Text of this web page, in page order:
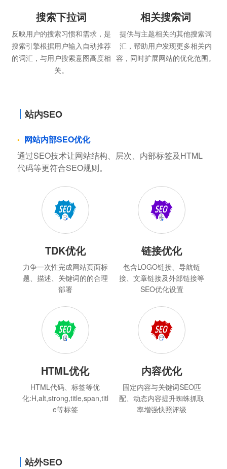
搜索下拉词
反映用户的搜索习惯和需求，是
搜索引擎根据用户输入自动推荐
的词汇，与用户搜索意图高度相
关。
相关搜索词
提供与主题相关的其他搜索词
汇，帮助用户发现更多相关内
容，同时扩展网站的优化范围。
站内SEO
网站内部SEO优化
通过SEO技术让网站结构、层次、内部标签及HTML
代码等更符合SEO规则。
TDK优化
力争一次性完成网站页面标
题、描述、关键词的的合理
部署
链接优化
包含LOGO链接、导航链
接、文章链接及外部链接等
SEO优化设置
HTML优化
HTML代码、标签等优
化:H,alt,strong,title,span,titl
e等标签
内容优化
固定内容与关键词SEO匹
配、动态内容提升蜘蛛抓取
率增强快照评级
站外SEO